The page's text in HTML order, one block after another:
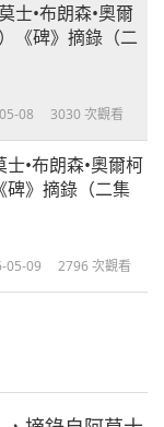
士•布朗森•奧爾
《碑》摘錄（二
08 3030 次觀看
•布朗森•奧爾柯
碑》摘錄（二集
05-09 2796次觀看